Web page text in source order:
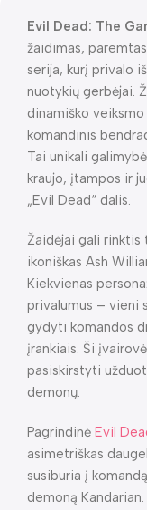
Evil Dead: The
žaidimas,
serija, kurį privalo
nuotykių gerbėjai.
dinamiško
komandinis
Tai unikali
kraujo, įtampos ir
„Evil Dead“ dalis.
Žaidėjai gali rinktis
ikoniškas Ash
Kiekvienas
privalumus – vieni
gydyti komandos
įrankiais. Ši
pasiskirstyti
demonų.
Pagrindinė Evil
asimetriškas
susiburia į
demoną